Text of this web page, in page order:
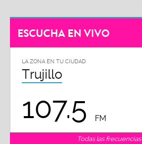
ESCUCHA EN VIVO
LA ZONA EN TU CIUDAD
Trujillo
107.5 FM
Todas las frecuencias